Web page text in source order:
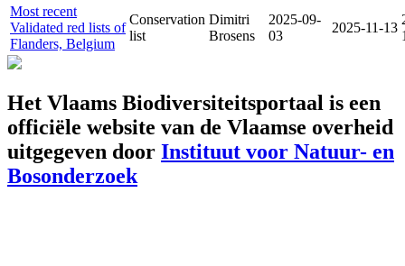
Most recent
Validated red lists of
Flanders, Belgium
Conservation
list
Dimitri
Brosens
2025-09-
03
2025-11-13
Het Vlaams Biodiversiteitsportaal is een
officiële website van de Vlaamse overheid
uitgegeven door Instituut voor Natuur- en
Bosonderzoek